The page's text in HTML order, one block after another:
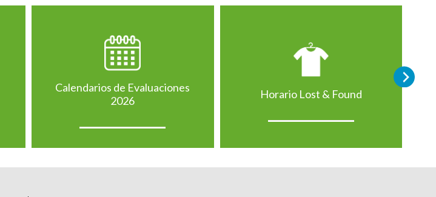
Calendarios de Evaluaciones
2026
Horario Lost & Found